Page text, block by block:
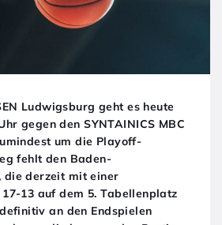
Ludwigsburg geht es heute
gegen den SYNTAINICS MBC
um die Playoff-
fehlt den Baden-
die derzeit mit einer
13 auf dem 5. Tabellenplatz
an den Endspielen